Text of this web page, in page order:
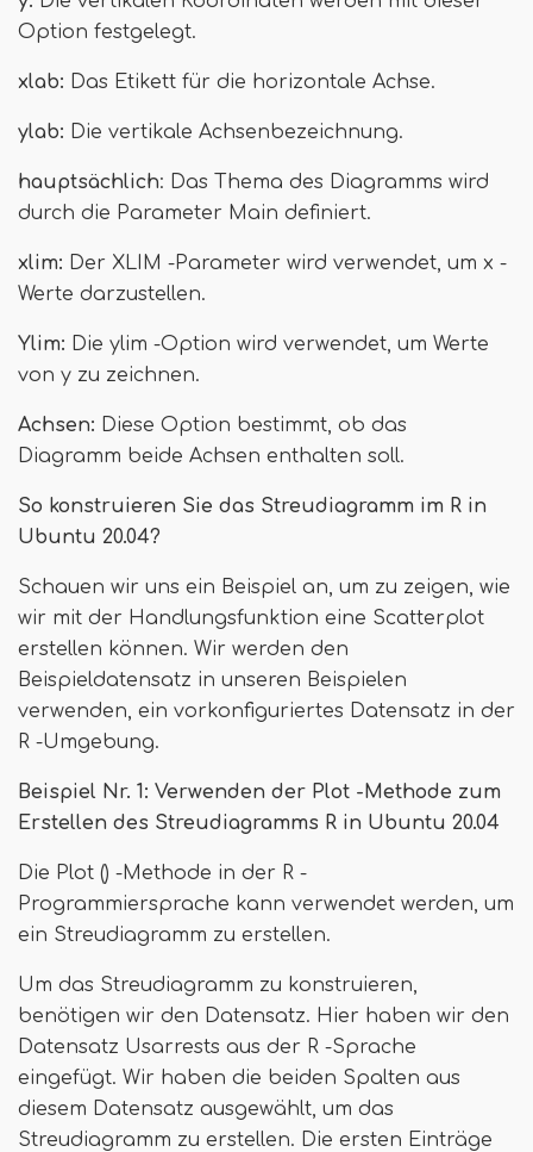
Option festgelegt.
xlab: Das Etikett für die horizontale Achse.
ylab: Die vertikale Achsenbezeichnung.
hauptsächlich: Das Thema des Diagramms wird
durch die Parameter Main definiert.
xlim: Der XLIM -Parameter wird verwendet, um x -
Werte darzustellen.
Ylim: Die ylim -Option wird verwendet, um Werte
von y zu zeichnen.
Achsen: Diese Option bestimmt, ob das
Diagramm beide Achsen enthalten soll.
So konstruieren Sie das Streudiagramm im R in
Ubuntu 20.04?
Schauen wir uns ein Beispiel an, um zu zeigen, wie
wir mit der Handlungsfunktion eine Scatterplot
erstellen können. Wir werden den
Beispieldatensatz in unseren Beispielen
verwenden, ein vorkonfiguriertes Datensatz in der
R -Umgebung.
Beispiel Nr. 1: Verwenden der Plot -Methode zum
Erstellen des Streudiagramms R in Ubuntu 20.04
Die Plot () -Methode in der R -
Programmiersprache kann verwendet werden, um
ein Streudiagramm zu erstellen.
Um das Streudiagramm zu konstruieren,
benötigen wir den Datensatz. Hier haben wir den
Datensatz Usarrests aus der R -Sprache
eingefügt. Wir haben die beiden Spalten aus
diesem Datensatz ausgewählt, um das
Streudiagramm zu erstellen. Die ersten Einträge